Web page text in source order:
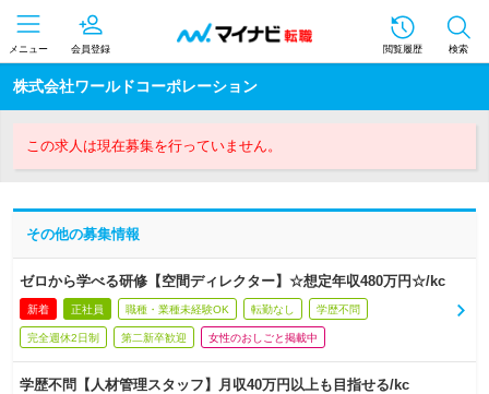
メニュー 会員登録 閲覧履歴 検索
株式会社ワールドコーポレーション
この求人は現在募集を行っていません。
その他の募集情報
ゼロから学べる研修【空間ディレクター】☆想定年収480万円☆/kc
新着 正社員 職種・業種未経験OK 転勤なし 学歴不問
完全週休2日制 第二新卒歓迎 女性のおしごと掲載中
学歴不問【人材管理スタッフ】月収40万円以上も目指せる/kc